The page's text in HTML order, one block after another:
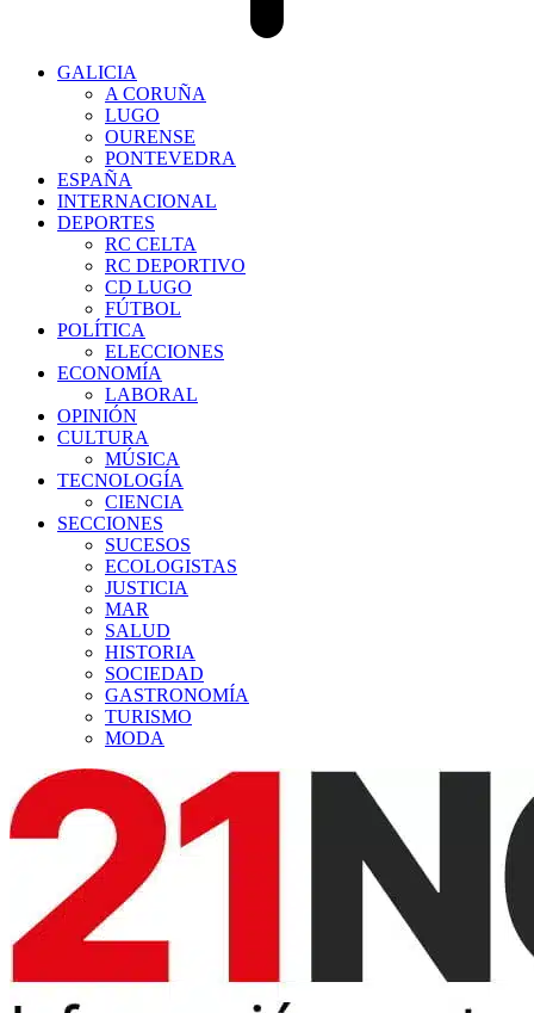
GALICIA
A CORUÑA
LUGO
OURENSE
PONTEVEDRA
ESPAÑA
INTERNACIONAL
DEPORTES
RC CELTA
RC DEPORTIVO
CD LUGO
FÚTBOL
POLÍTICA
ELECCIONES
ECONOMÍA
LABORAL
OPINIÓN
CULTURA
MÚSICA
TECNOLOGÍA
CIENCIA
SECCIONES
SUCESOS
ECOLOGISTAS
JUSTICIA
MAR
SALUD
HISTORIA
SOCIEDAD
GASTRONOMÍA
TURISMO
MODA